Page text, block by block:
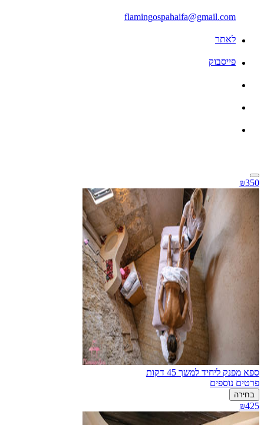
flamingospahaifa@gmail.com
לאתר
פייסבוק
₪350
ספא מפנק ליחיד למשך 45 דקות
פרטים נוספים
בחירה
₪425